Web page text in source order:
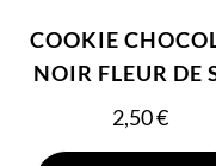
COOKIE
NOIR FLEUR DE
2,50€